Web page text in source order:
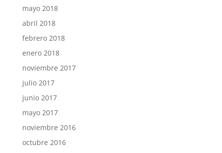
mayo 2018
abril 2018
febrero 2018
enero 2018
noviembre 2017
julio 2017
junio 2017
mayo 2017
noviembre 2016
octubre 2016